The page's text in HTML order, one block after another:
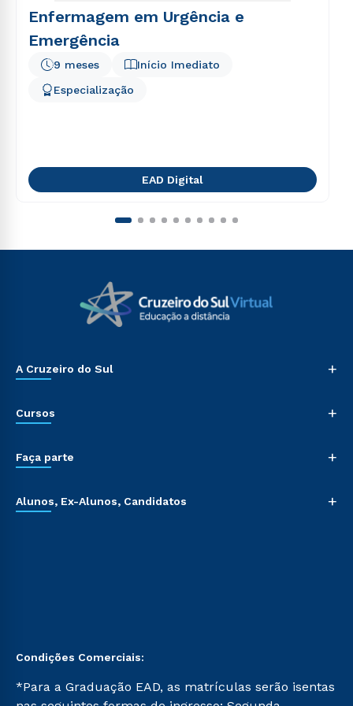
Enfermagem em Urgência e
Emergência
Início Imediato
9 meses
Especialização
EAD Digital
A Cruzeiro do Sul +
Cursos +
Faça parte +
Alunos, Ex-Alunos, Candidatos +
Condições Comerciais:
*Para a Graduação EAD, as matrículas serão isentas